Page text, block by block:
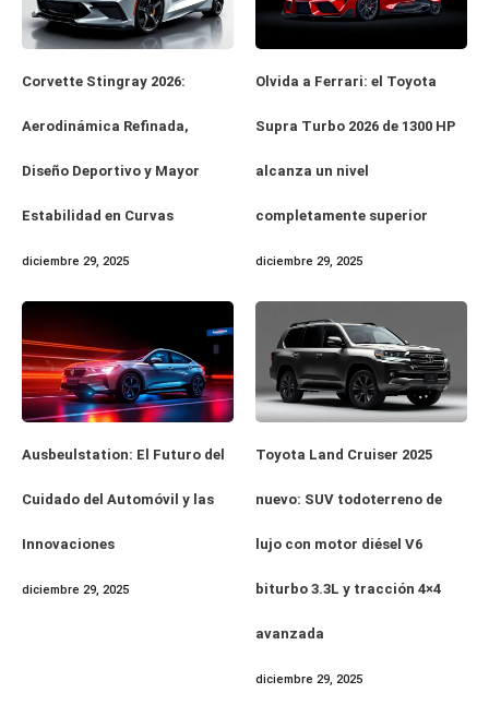
Corvette Stingray 2026:
Aerodinámica Refinada,
Diseño Deportivo y Mayor
Estabilidad en Curvas
diciembre 29, 2025
Olvida a Ferrari: el Toyota
Supra Turbo 2026 de 1300 HP
alcanza un nivel
completamente superior
diciembre 29, 2025
Ausbeulstation: El Futuro del
Cuidado del Automóvil y las
Innovaciones
diciembre 29, 2025
Toyota Land Cruiser 2025
nuevo: SUV todoterreno de
lujo con motor diésel V6
biturbo 3.3L y tracción 4×4
avanzada
diciembre 29, 2025